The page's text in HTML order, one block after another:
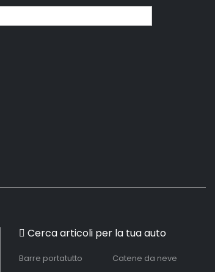
Cerca articoli per la tua auto
Barre portatutto
Catene da neve